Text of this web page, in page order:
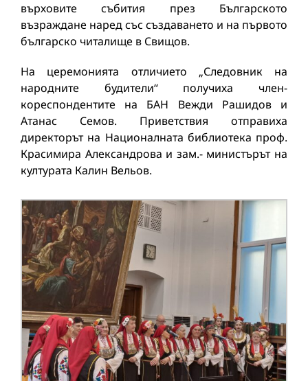
върховите събития през Българското
възраждане наред със създаването и на първото
българско читалище в Свищов.
На церемонията отличието „Следовник на
народните будители“ получиха член-
кореспондентите на БАН Вежди Рашидов и
Атанас Семов. Приветствия отправиха
директорът на Националната библиотека проф.
Красимира Александрова и зам.- министърът на
културата Калин Вельов.